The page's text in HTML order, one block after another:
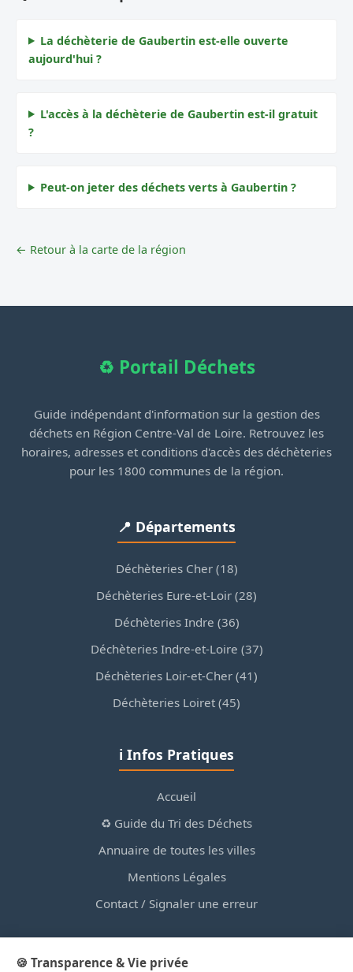
La déchèterie de Gaubertin est-elle ouverte
aujourd'hui ?
L'accès à la déchèterie de Gaubertin est-il gratuit
?
Peut-on jeter des déchets verts à Gaubertin ?
← Retour à la carte de la région
♻️ Portail Déchets
Guide indépendant d'information sur la gestion des
déchets en Région Centre-Val de Loire. Retrouvez les
horaires, adresses et conditions d'accès des déchèteries
pour les 1800 communes de la région.
📍 Départements
Déchèteries Cher (18)
Déchèteries Eure-et-Loir (28)
Déchèteries Indre (36)
Déchèteries Indre-et-Loire (37)
Déchèteries Loir-et-Cher (41)
Déchèteries Loiret (45)
ℹ️ Infos Pratiques
Accueil
♻️ Guide du Tri des Déchets
Annuaire de toutes les villes
Mentions Légales
Contact / Signaler une erreur
🍪 Transparence & Vie privée